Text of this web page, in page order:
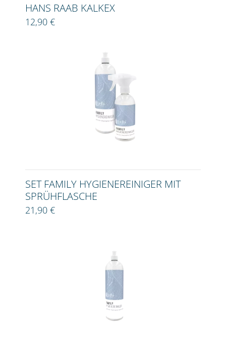
HANS RAAB KALKEX
12,90 €
SET FAMILY HYGIENEREINIGER MIT
SPRÜHFLASCHE
21,90 €